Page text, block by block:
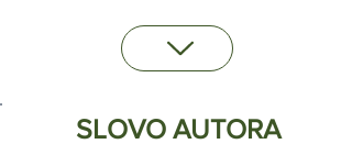
SLOVO AUTORA